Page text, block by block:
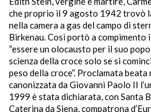
che proprio il 9 agosto 1942 trovò
nella camera a gas del campo di
Birkenau. Così portò a compimento
“essere un olocausto per il suo
scienza della croce solo se si
peso della croce”. Proclamata
canonizzata da Giovanni Paolo II
1999 è stata dichiarata, con Santa
Caterina da Siena, compatrona